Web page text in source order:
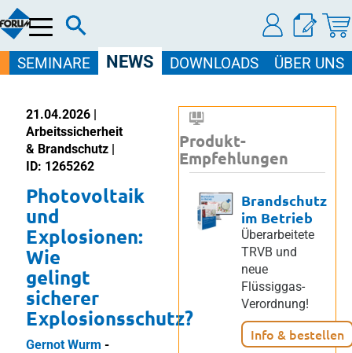
Menü
SEMINARE NEWS DOWNLOADS ÜBER UNS
21.04.2026 |
Arbeitssicherheit
& Brandschutz |
ID: 1265262
Photovoltaik
und
Explosionen:
Wie
gelingt
sicherer
Explosionsschutz?
Gernot Wurm -
Produkt-
Empfehlungen
Brandschutz
im Betrieb
Überarbeitete
TRVB und
neue
Flüssiggas-
Verordnung!
Info & bestellen